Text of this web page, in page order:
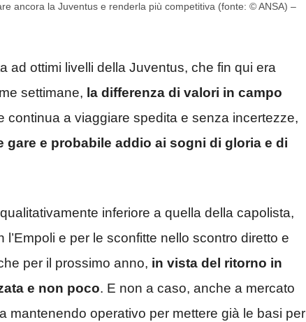
ancora la Juventus e renderla più competitiva (fonte: © ANSA) –
ad ottimi livelli della Juventus, che fin qui era
settimane, la differenza di valori in campo
continua a viaggiare spedita e senza incertezze,
e probabile addio ai sogni di gloria e di
inferiore a quella della capolista,
e per le sconfitte nello scontro diretto e
per il prossimo anno, in vista del ritorno in
e non poco. E non a caso, anche a mercato
mantenendo operativo per mettere già le basi per